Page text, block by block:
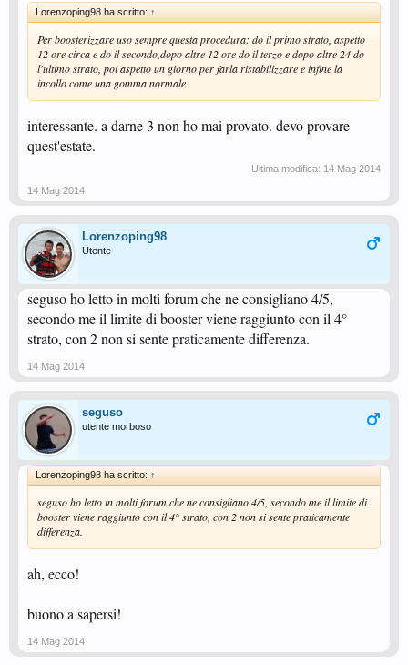
Lorenzoping98 ha scritto: ↑
Per boosterizzare uso sempre questa procedura: do il primo strato, aspetto
12 ore circa e do il secondo,dopo altre 12 ore do il terzo e dopo altre 24 do
l'ultimo strato, poi aspetto un giorno per farla ristabilizzare e infine la
incollo come una gomma normale.
interessante. a darne 3 non ho mai provato. devo provare
quest'estate.
Ultima modifica: 14 Mag 2014
14 Mag 2014
Lorenzoping98
Utente
seguso ho letto in molti forum che ne consigliano 4/5,
secondo me il limite di booster viene raggiunto con il 4°
strato, con 2 non si sente praticamente differenza.
14 Mag 2014
seguso
utente morboso
Lorenzoping98 ha scritto: ↑
seguso ho letto in molti forum che ne consigliano 4/5, secondo me il limite di
booster viene raggiunto con il 4° strato, con 2 non si sente praticamente
differenza.
ah, ecco!
buono a sapersi!
14 Mag 2014